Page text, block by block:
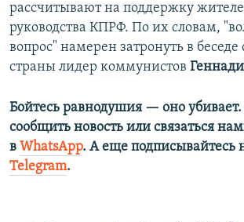
рассчитывают на поддержку
руководства КПРФ. По их словам,
вопрос" намерен затронуть в
страны лидер коммунистов
Бойтесь равнодушия — оно убивает.
сообщить новость или связаться
в WhatsApp. А еще подписывайтесь
Telegram.